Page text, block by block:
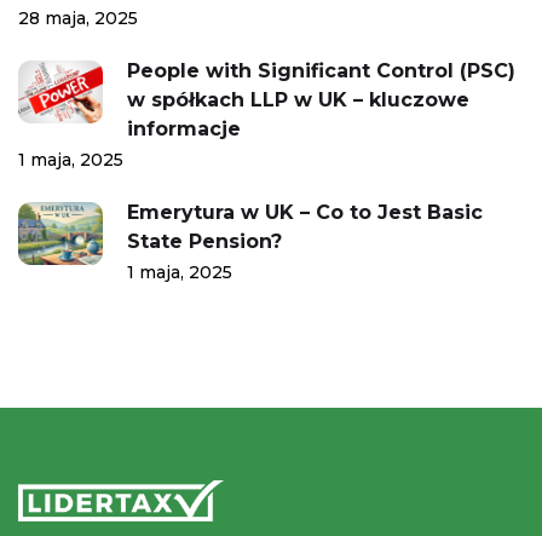
28 maja, 2025
People with Significant Control (PSC)
w spółkach LLP w UK – kluczowe
informacje
1 maja, 2025
Emerytura w UK – Co to Jest Basic
State Pension?
1 maja, 2025